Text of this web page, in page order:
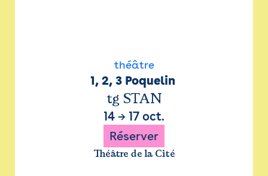
théâtre
1, 2, 3 Poquelin
tg STAN
14 → 17 oct.
Réserver
Théâtre de la Cité